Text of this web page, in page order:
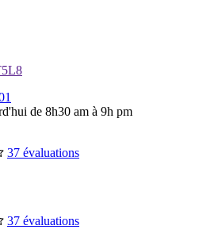
de 8h30 am à 9h pm
37 évaluations
37 évaluations